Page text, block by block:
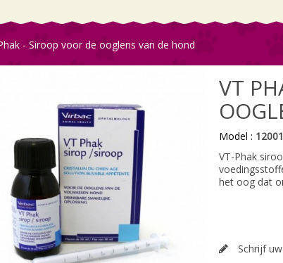
- Siroop voor de ooglens van de hond
VT
Model :
VT-Phak
het oog dat
Schrijf